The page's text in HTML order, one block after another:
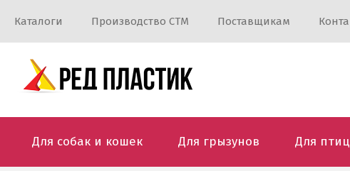
Каталоги Производство СТМ Поставщикам
Для собак и кошек Для грызунов Для птиц